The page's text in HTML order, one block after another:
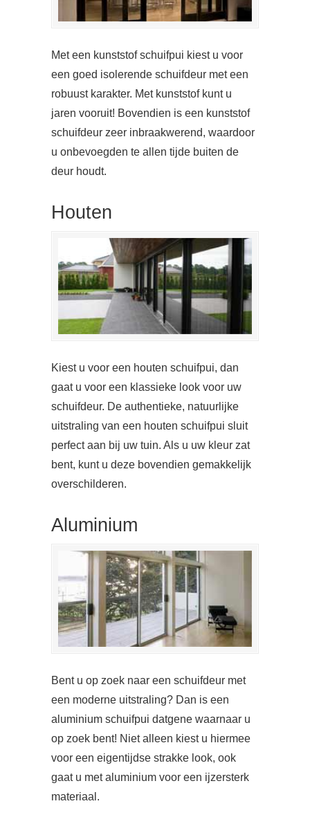
Met een kunststof schuifpui kiest u voor
een goed isolerende schuifdeur met een
robuust karakter. Met kunststof kunt u
jaren vooruit! Bovendien is een kunststof
schuifdeur zeer inbraakwerend, waardoor
u onbevoegden te allen tijde buiten de
deur houdt.
Houten
Kiest u voor een houten schuifpui, dan
gaat u voor een klassieke look voor uw
schuifdeur. De authentieke, natuurlijke
uitstraling van een houten schuifpui sluit
perfect aan bij uw tuin. Als u uw kleur zat
bent, kunt u deze bovendien gemakkelijk
overschilderen.
Aluminium
Bent u op zoek naar een schuifdeur met
een moderne uitstraling? Dan is een
aluminium schuifpui datgene waarnaar u
op zoek bent! Niet alleen kiest u hiermee
voor een eigentijdse strakke look, ook
gaat u met aluminium voor een ijzersterk
materiaal.